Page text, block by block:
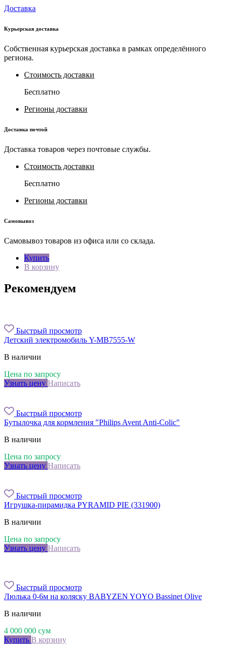
Доставка
Курьерская доставка
Собственная курьерская доставка в рамках определённого
региона.
Стоимость доставки
Бесплатно
Регионы доставки
Доставка почтой
Доставка товаров через почтовые службы.
Стоимость доставки
Бесплатно
Регионы доставки
Самовывоз
Самовывоз товаров из офиса или со склада.
Купить
В корзину
Рекомендуем
Быстрый просмотр
Детский электромобиль Y-MB7555-W
В наличии
Цена по запросу
Узнать цену Написать
Быстрый просмотр
Бутылочка для кормления "Philips Avent Anti-Colic"
В наличии
Цена по запросу
Узнать цену Написать
Быстрый просмотр
Игрушка-пирамидка PYRAMID PIE (331900)
В наличии
Цена по запросу
Узнать цену Написать
Быстрый просмотр
Люлька 0-6м на коляску BABYZEN YOYO Bassinet Olive
В наличии
4 000 000 сум
Купить В корзину